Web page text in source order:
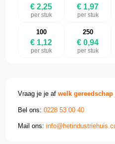
€ 2,25
per stuk
€ 1,97
per stuk
100
€ 1,12
per stuk
250
€ 0,94
per stuk
Vraag je je afwelk gereedschap
Bel ons:0228 53 00 40
Mail ons: